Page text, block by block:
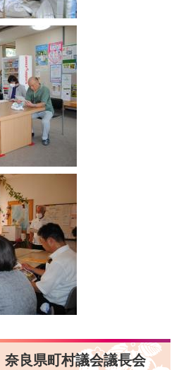
良県町村議会議長会